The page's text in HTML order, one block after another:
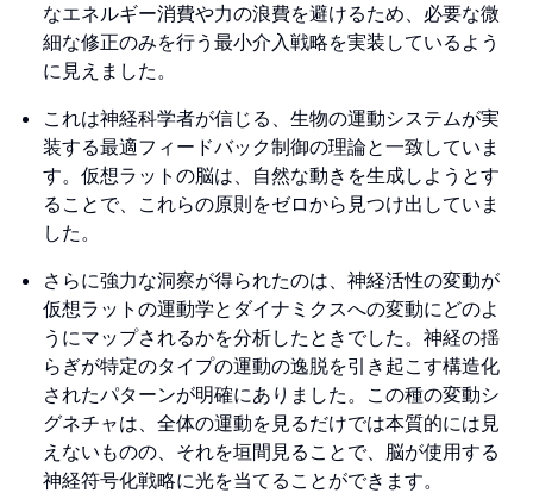
なエネルギー消費や力の浪費を避けるため、必要な微
細な修正のみを行う最小介入戦略を実装しているよう
に見えました。
これは神経科学者が信じる、生物の運動システムが実
装する最適フィードバック制御の理論と一致していま
す。仮想ラットの脳は、自然な動きを生成しようとす
ることで、これらの原則をゼロから見つけ出していま
した。
さらに強力な洞察が得られたのは、神経活性の変動が
仮想ラットの運動学とダイナミクスへの変動にどのよ
うにマップされるかを分析したときでした。神経の揺
らぎが特定のタイプの運動の逸脱を引き起こす構造化
されたパターンが明確にありました。この種の変動シ
グネチャは、全体の運動を見るだけでは本質的には見
えないものの、それを垣間見ることで、脳が使用する
神経符号化戦略に光を当てることができます。